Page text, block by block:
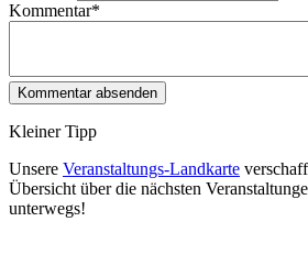
Kommentar*
Kleiner Tipp
Unsere Veranstaltungs-Landkarte
Übersicht über die nächsten
unterwegs!